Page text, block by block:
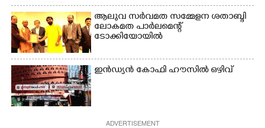
ആലുവ സർവമത സമ്മേളന ശതാബ്ദി
ലോകമത പാർലമെന്റ്
ടോക്കിയോയിൽ
ഇൻഡ്യൻ കോഫി ഹൗസിൽ ഒഴിവ്
ADVERTISEMENT